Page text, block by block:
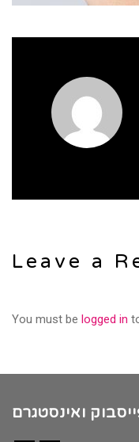
Leave a
You must be logged in
ואינסטגרם